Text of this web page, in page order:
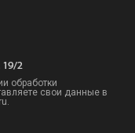
обработки
свои данные в